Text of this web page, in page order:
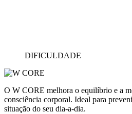
DIFICULDADE
O W CORE melhora o equilíbrio e a
consciência corporal. Ideal para
situação do seu dia-a-dia.